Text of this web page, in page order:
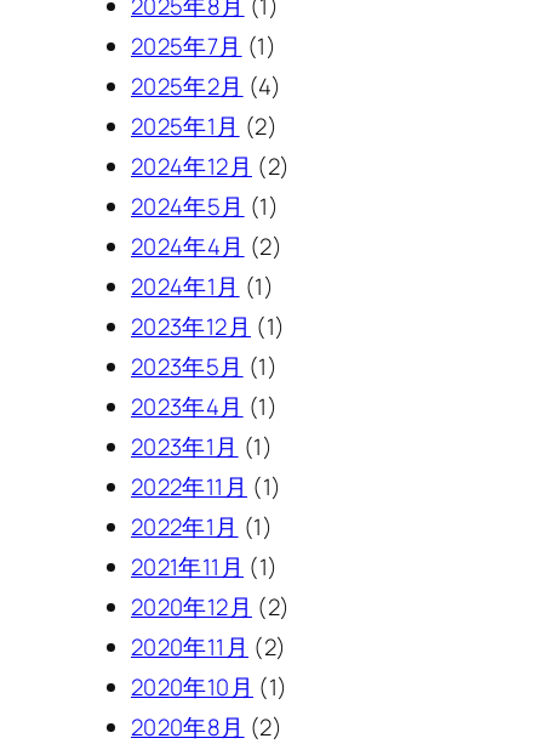
2025年7月 (1)
2025年2月 (4)
2025年1月 (2)
2024年12月 (2)
2024年5月 (1)
2024年4月 (2)
2024年1月 (1)
2023年12月 (1)
2023年5月 (1)
2023年4月 (1)
2023年1月 (1)
2022年11月 (1)
2022年1月 (1)
2021年11月 (1)
2020年12月 (2)
2020年11月 (2)
2020年10月 (1)
2020年8月 (2)